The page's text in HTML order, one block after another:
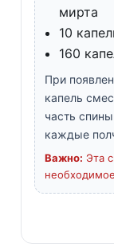
мирта
10
160
При
капель
часть
каждые
Важно: Эта